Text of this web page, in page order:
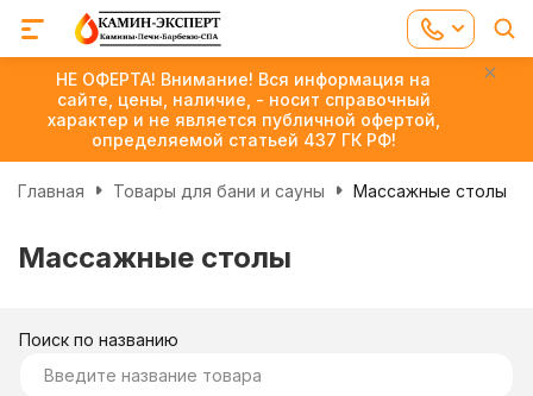
НЕ ОФЕРТА! Внимание! Вся информация на
сайте, цены, наличие, - носит справочный
характер и не является публичной офертой,
определяемой статьей 437 ГК РФ!
Главная Товары для бани и сауны Массажные столы
Массажные столы
Поиск по названию